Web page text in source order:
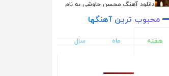
دانلود آهنگ محسن چاوشی به نام
دانلود آهنگ یوسف زمانی به نام
همگناه
دانلود آهنگ اشوان به نام دلم تنگه
محبوب ترینآهنگها
هفته ماه سال